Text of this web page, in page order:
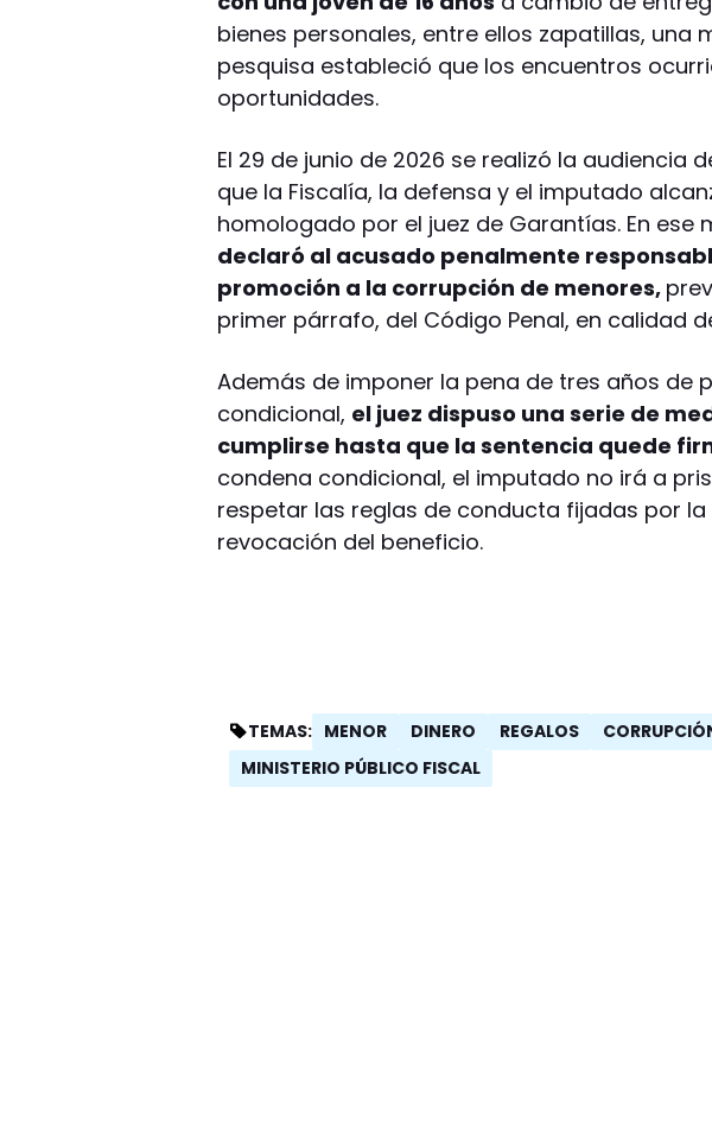
bienes personales, entre ellos zapatillas, una
pesquisa estableció que los encuentros
oportunidades.
El 29 de junio de 2026 se realizó la audiencia
que la Fiscalía, la defensa y el imputado
homologado por el juez de Garantías. En ese
declaró al acusado penalmente
promoción a la corrupción de menores,
primer párrafo, del Código Penal, en calidad
Además de imponer la pena de tres años de
condicional, el juez dispuso una serie de
cumplirse hasta que la sentencia quede
condena condicional, el imputado no irá a
respetar las reglas de conducta fijadas por
revocación del beneficio.
TEMAS: MENOR DINERO REGALOS
MINISTERIO PÚBLICO FISCAL